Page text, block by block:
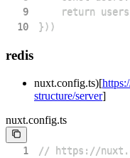
9
10
}))
redis
nuxt.config.ts)[
structure/server]
nuxt.config.ts
1